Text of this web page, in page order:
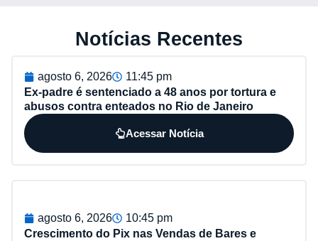
Notícias Recentes
agosto 6, 2026
11:45 pm
Ex-padre é sentenciado a 48 anos por tortura e
abusos contra enteados no Rio de Janeiro
Acessar Notícia
agosto 6, 2026
10:45 pm
Crescimento do Pix nas Vendas de Bares e